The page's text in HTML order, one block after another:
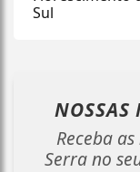
Sul
NOSSAS
Receba
Serra no